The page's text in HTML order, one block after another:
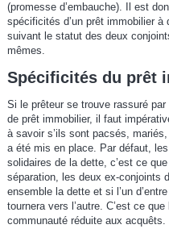
(promesse d’embauche). Il est
spécificités d’un prêt immobilier
suivant le statut des deux
mêmes.
Spécificités du prêt
Si le prêteur se trouve rassuré par
de prêt immobilier, il faut
à savoir s’ils sont pacsés,
a été mis en place. Par défaut,
solidaires de la dette, c’est ce
séparation, les deux ex-conjoints
ensemble la dette et si l’un
tournera vers l’autre. C’est ce
communauté réduite aux acquêts.